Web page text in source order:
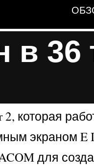
в 36
которая
экраном E
для